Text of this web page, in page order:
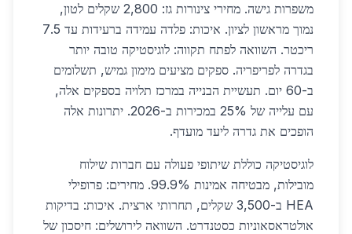
משפרות גישה. מחירי צינורות גז: 2,800 שקלים לטון,
נמוך מראשון לציון. איכות: פלדה עמידה ברעידות עד 7.5
ריכטר. השוואה לפתח תקווה: לוגיסטיקה טובה יותר
בגדרה לפריפריה. ספקים מציעים מימון גמיש, תשלומים
ב-60 יום. תעשיית הבנייה במרכז תלויה בספקים אלה,
עם עלייה של 25% במכירות ב-2026. יתרונות אלה
הופכים את גדרה ליעד מועדף.
לוגיסטיקה כוללת שיתופי פעולה עם חברות שילוח
מובילות, מבטיחה אמינות 99.9%. מחירים: פרופילי
HEA ב-3,500 שקלים, תחרותי ארצית. איכות: בדיקות
אולטראסאוניות כסטנדרט. השוואה לירושלים: חיסכון של